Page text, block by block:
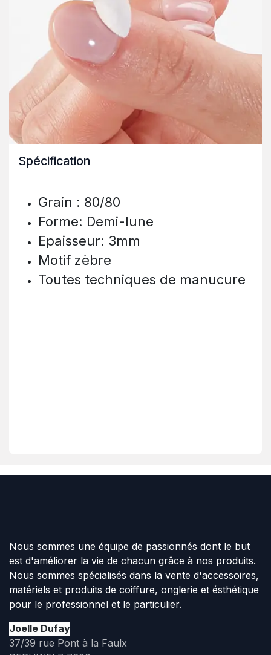
Spécification
Grain : 80/80
Forme: Demi-lune
Epaisseur: 3mm
Motif zèbre
Toutes techniques de manucure
Nous sommes une équipe de passionnés dont le but
est d'améliorer la vie de chacun grâce à nos produits.
Nous sommes spécialisés dans la vente d'accessoires,
matériels et produits de coiffure, onglerie et ésthétique
pour le professionnel et le particulier.
Joelle Dufay
37/39 rue Pont à la Faulx